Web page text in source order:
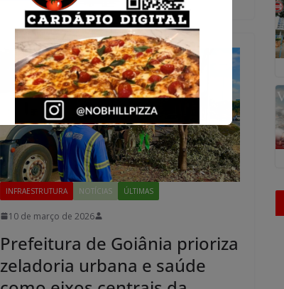
INFRAESTRUTURA NOTÍCIAS ÚLTIMAS
10 de março de 2026
Prefeitura de Goiânia prioriza
zeladoria urbana e saúde